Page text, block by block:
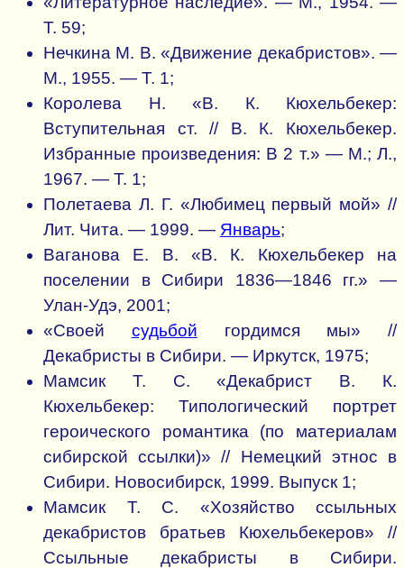
Т. 59;
Нечкина М. В. «Движение декабристов». —
М., 1955. — Т. 1;
Королева Н. «В. К. Кюхельбекер:
Вступительная ст. // В. К. Кюхельбекер.
Избранные произведения: В 2 т.» — М.; Л.,
1967. — Т. 1;
Полетаева Л. Г. «Любимец первый мой» //
Лит. Чита. — 1999. — Январь;
Ваганова Е. В. «В. К. Кюхельбекер на
поселении в Сибири 1836—1846 гг.» —
Улан-Удэ, 2001;
«Своей судьбой гордимся мы» //
Декабристы в Сибири. — Иркутск, 1975;
Мамсик Т. С. «Декабрист В. К.
Кюхельбекер: Типологический портрет
героического романтика (по материалам
сибирской ссылки)» // Немецкий этнос в
Сибири. Новосибирск, 1999. Выпуск 1;
Мамсик Т. С. «Хозяйство ссыльных
декабристов братьев Кюхельбекеров» //
Ссыльные декабристы в Сибири.